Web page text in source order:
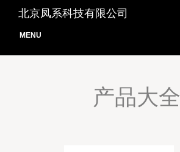
北京凤系科技有限公司
MENU
产品大全